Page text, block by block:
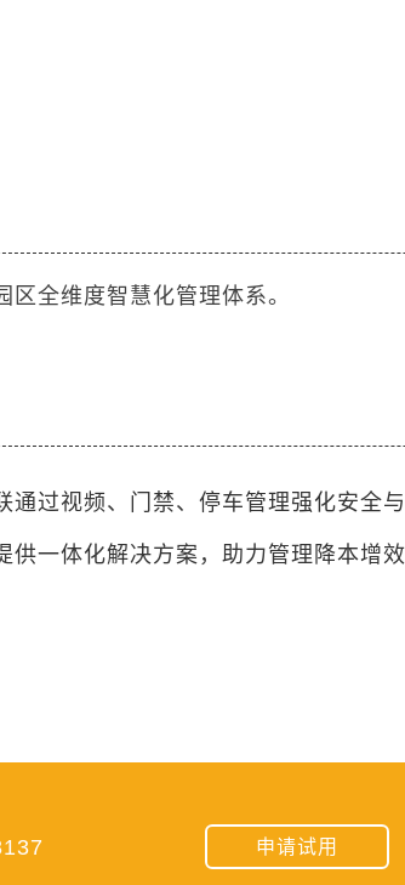
全维度智慧化管理体系。
过视频、门禁、停车管理强化安全
一体化解决方案，助力管理降本增
申请试用